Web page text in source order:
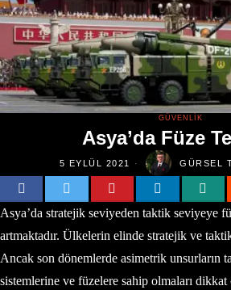
GÜVENLIK
Asya’da Füze
5 EYLÜL 2021 GÜRSEL
Asya’da stratejik seviyeden taktik seviyeye
artmaktadır. Ülkelerin elinde stratejik ve
Ancak son dönemlerde asimetrik unsurların
sistemlerine ve füzelere sahip olmaları